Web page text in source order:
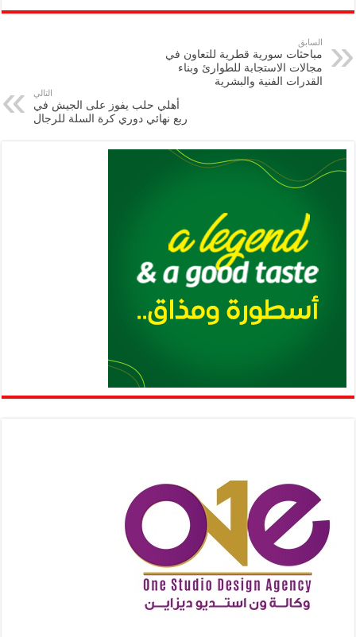
p
y
Li
n
eb
k
tt
nt
at
A
p
p
gr
ai
ar
السابق
مباحثات سورية قطرية للتعاون في
مجالات الاستجابة للطوارئ وبناء
القدرات الفنية والبشرية
التالي
أهلي حلب يفوز على الجيش في
ربع نهائي دوري كرة السلة للرجال